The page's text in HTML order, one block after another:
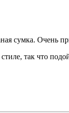
сумка. Очень
так что